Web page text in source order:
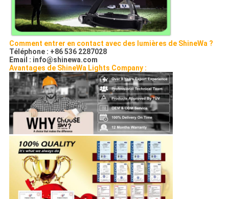
Comment entrer en contact avec des lumières de ShineWa ?
Téléphone : +86 536 2287028
Email : info@shinewa.com
Avantages de ShineWa Lights Company :